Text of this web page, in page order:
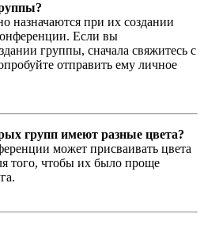
назначаются при их создании
Если вы
группы, сначала свяжитесь с
отправить ему личное
групп имеют разные цвета?
может присваивать цвета
того, чтобы их было проще